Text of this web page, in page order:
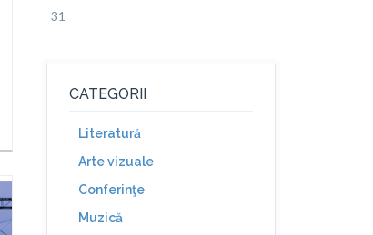
31
CATEGORII
Literatură
Arte vizuale
Conferinţe
Muzică